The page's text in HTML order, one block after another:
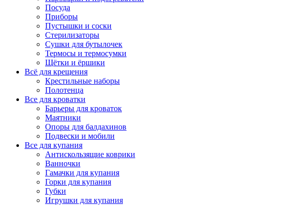
Посуда
Приборы
Пустышки и соски
Стерилизаторы
Сушки для бутылочек
Термосы и термосумки
Щётки и ёршики
Всё для крещения
Крестильные наборы
Полотенца
Все для кроватки
Барьеры для кроваток
Маятники
Опоры для балдахинов
Подвески и мобили
Все для купания
Антискользящие коврики
Ванночки
Гамачки для купания
Горки для купания
Губки
Игрушки для купания